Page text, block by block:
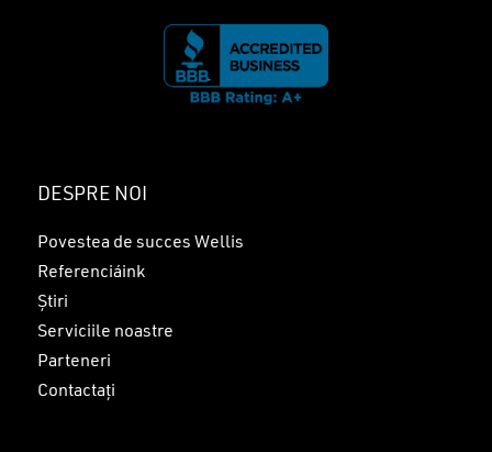
GO TO SHOP
DESPRE NOI
Povestea de succes Wellis
Referenciáink
Știri
Serviciile noastre
Parteneri
Contactați